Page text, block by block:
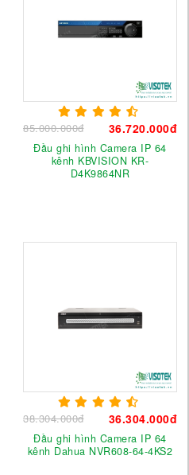
85.000.000đ 36.720.000đ
Đầu ghi hình Camera IP 64
kênh KBVISION KR-
D4K9864NR
38.304.000đ 36.304.000đ
Đầu ghi hình Camera IP 64
kênh Dahua NVR608-64-4KS2